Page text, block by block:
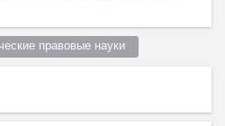
правовые науки